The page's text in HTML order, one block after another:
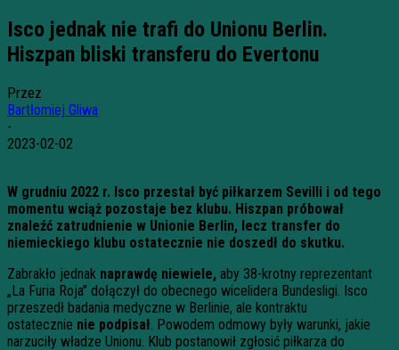
Isco jednak nie trafi do Unionu Berlin.
Hiszpan bliski transferu do Evertonu
Przez
Bartłomiej Gliwa
-
2023-02-02
W grudniu 2022 r. Isco przestał być piłkarzem Sevilli i od tego
momentu wciąż pozostaje bez klubu. Hiszpan próbował
znaleźć zatrudnienie w Unionie Berlin, lecz transfer do
niemieckiego klubu ostatecznie nie doszedł do skutku.
Zabrakło jednak naprawdę niewiele, aby 38-krotny reprezentant
„La Furia Roja” dołączył do obecnego wicelidera Bundesligi. Isco
przeszedł badania medyczne w Berlinie, ale kontraktu
ostatecznie nie podpisał. Powodem odmowy były warunki, jakie
narzuciły władze Unionu. Klub postanowił zgłosić piłkarza do